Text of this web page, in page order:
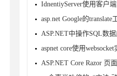
asp.net Google的translate
ASP.NET Core Razor 页